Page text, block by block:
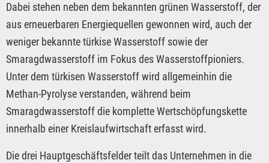
Dabei stehen neben dem bekannten grünen Wasserstoff, der
aus erneuerbaren Energiequellen gewonnen wird, auch der
weniger bekannte türkise Wasserstoff sowie der
Smaragdwasserstoff im Fokus des Wasserstoffpioniers.
Unter dem türkisen Wasserstoff wird allgemeinhin die
Methan-Pyrolyse verstanden, während beim
Smaragdwasserstoff die komplette Wertschöpfungskette
innerhalb einer Kreislaufwirtschaft erfasst wird.
Die drei Hauptgeschäftsfelder teilt das Unternehmen in die